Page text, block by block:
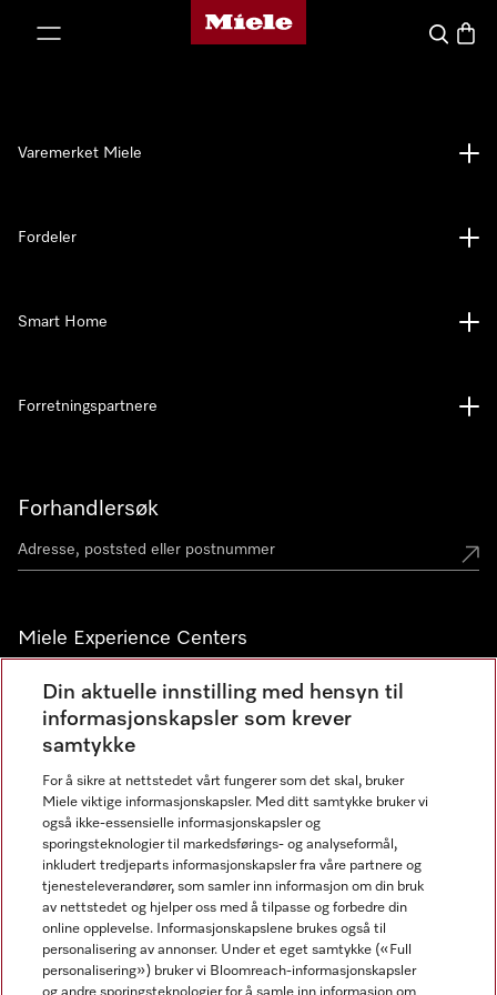
Mieles hjemmeside
Søk
Forhandlersøk
Miele Experience Centers
Miele Experience Center Nesbru
Miele Outlet Nesbru
Nyhetsbrev
Varemerket Miele
Fordeler
Smart Home
Forretningspartnere
Din aktuelle innstilling med hensyn til
informasjonskapsler som krever
samtykke
For å sikre at nettstedet vårt fungerer som det skal, bruker
Miele viktige informasjonskapsler. Med ditt samtykke bruker vi
også ikke-essensielle informasjonskapsler og
sporingsteknologier til markedsførings- og analyseformål,
inkludert tredjeparts informasjonskapsler fra våre partnere og
tjenesteleverandører, som samler inn informasjon om din bruk
av nettstedet og hjelper oss med å tilpasse og forbedre din
online opplevelse. Informasjonskapslene brukes også til
personalisering av annonser. Under et eget samtykke («Full
personalisering») bruker vi Bloomreach-informasjonskapsler